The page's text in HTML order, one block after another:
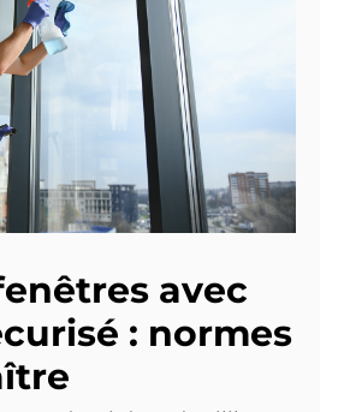
avec
: normes